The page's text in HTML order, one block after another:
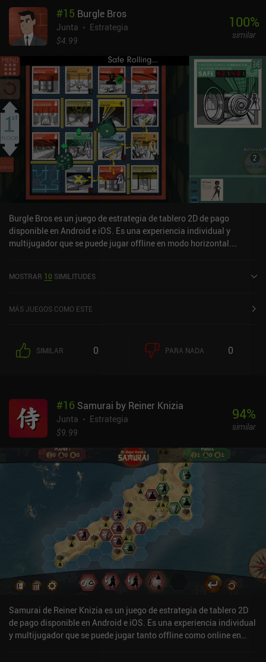
ingenio y del pensamiento espacial que de factores aleatorios.
Esto hace que el juego funcione bien como experiencia
competitiva.La versión digital incluye partidas con IA,
asíncronas clasificatorias y casuales.Los colores vivos y brillantes
del juego hacen que parezca casi un libro de ilustraciones para
niños, y la música lo complementa a la perfección. Personalmente,
sin embargo, prefiero el estilo más compuesto y conciso del juego
de mesa físico.Patchwork es un juego premium que cuesta 4,49 $
en Android y 3,99 $ en iOS. Ambas versiones incluyen iAPs de 0,99
$ completamente innecesarios para cosméticos. La temática
ligera y la sólida mecánica central hacen del juego una experiencia
de entretenimiento familiar perfecta a la que pueden jugar una
gran variedad de jugadores, incluidos amigos, parejas y niños.
#15 Burgle Bros
Junta
Estrategia
$4.99
100%
similar
Burgle Bros es un juego de estrategia de tablero 2D de pago
disponible en Android e iOS. Es una experiencia individual y
multijugador que se puede jugar offline en modo horizontal.
Store de iOS.
MOSTRAR 10 SIMILITUDES
MÁS JUEGOS COMO ESTE
SIMILAR 0 PARA NADA 0
#16 Samurai by Reiner Knizia
Junta
Estrategia
$9.99
94%
similar
Samurai de Reiner Knizia es un juego de estrategia de tablero 2D
de pago disponible en Android e iOS. Es una experiencia individual
y multijugador que se puede jugar tanto offline como online en